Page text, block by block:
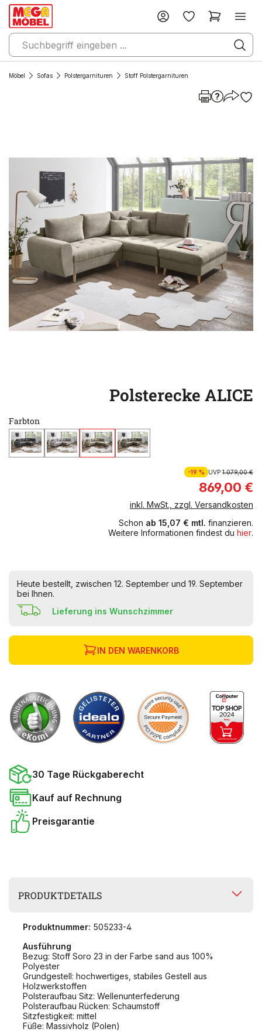
Möbel Sofas Polstergarnituren Stoff Polstergarnituren
Polsterecke ALICE
Farbton
-19 % UVP1.079,00 €
869,00 €
inkl. MwSt., zzgl. Versandkosten
Schon ab 15,07 € mtl. finanzieren.
Weitere Informationen findest du hier.
Heute bestellt, zwischen 12. September und 19. September
bei Ihnen.
Lieferung ins Wunschzimmer
IN DEN WARENKORB
30 Tage Rückgaberecht
Kauf auf Rechnung
Preisgarantie
PRODUKTDETAILS
Produktnummer: 505233-4
Ausführung
Bezug: Stoff Soro 23 in der Farbe sand aus 100%
Polyester
Grundgestell: hochwertiges, stabiles Gestell aus
Holzwerkstoffen
Polsteraufbau Sitz: Wellenunterfederung
Polsteraufbau Rücken: Schaumstoff
Sitzfestigkeit: mittel
Füße: Massivholz (Polen)